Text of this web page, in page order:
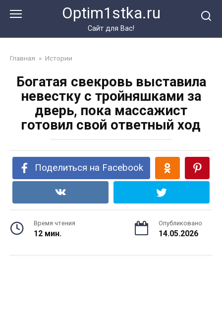
Optim1stka.ru
Сайт для Вас!
Главная » Истории
Богатая свекровь выставила
невестку с тройняшками за
дверь, пока массажист
готовил свой ответный ход
Поделиться на Facebook
Время чтения
12 мин.
Опубликовано
14.05.2026